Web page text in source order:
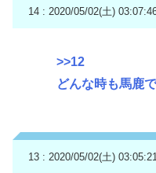
14 : 2020/05/02(土)
>>12
どんな時も馬鹿
13 : 2020/05/02(土)